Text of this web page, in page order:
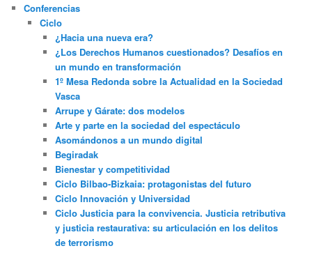
Conferencias
Ciclo
¿Hacia una nueva era?
¿Los Derechos Humanos cuestionados? Desafíos en
un mundo en transformación
1º Mesa Redonda sobre la Actualidad en la Sociedad
Vasca
Arrupe y Gárate: dos modelos
Arte y parte en la sociedad del espectáculo
Asomándonos a un mundo digital
Begiradak
Bienestar y competitividad
Ciclo Bilbao-Bizkaia: protagonistas del futuro
Ciclo Innovación y Universidad
Ciclo Justicia para la convivencia. Justicia retributiva
y justicia restaurativa: su articulación en los delitos
de terrorismo